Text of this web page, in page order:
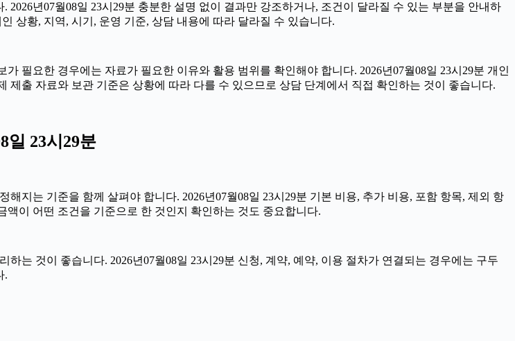
년07월08일 23시29분 충분한 설명 없이 결과만 강조하거나, 조건이 달라질 수 있는 부분을 안내하
상황, 지역, 시기, 운영 기준, 상담 내용에 따라 달라질 수 있습니다.
필요한 경우에는 자료가 필요한 이유와 활용 범위를 확인해야 합니다. 2026년07월08일 23시29분 개인
제출 자료와 보관 기준은 상황에 따라 다를 수 있으므로 상담 단계에서 직접 확인하는 것이 좋습니다.
일 23시29분
지는 기준을 함께 살펴야 합니다. 2026년07월08일 23시29분 기본 비용, 추가 비용, 포함 항목, 제외 항
이 어떤 조건을 기준으로 한 것인지 확인하는 것도 중요합니다.
는 것이 좋습니다. 2026년07월08일 23시29분 신청, 계약, 예약, 이용 절차가 연결되는 경우에는 구두
.